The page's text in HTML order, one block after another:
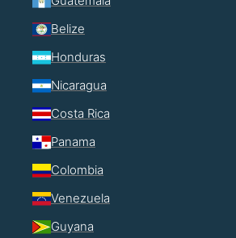
Belize
Honduras
Nicaragua
Costa Rica
Panama
Colombia
Venezuela
Guyana